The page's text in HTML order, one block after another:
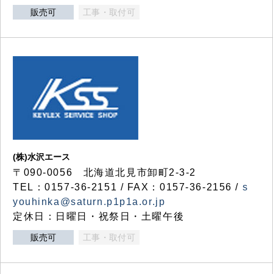
販売可 工事・取付可
(株)水沢エース
〒090-0056 北海道北見市卸町2-3-2
TEL：0157-36-2151 / FAX：0157-36-2156 / s
youhinka@saturn.p1p1a.or.jp
定休日：日曜日・祝祭日・土曜午後
販売可 工事・取付可